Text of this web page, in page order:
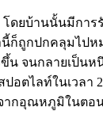
ยบ้านนั้นมีกา
ก็ถูกปกคลุมไปห
จนกลายเป็น
ตไลท์ในเวลา
จากอุณหภูมิใน